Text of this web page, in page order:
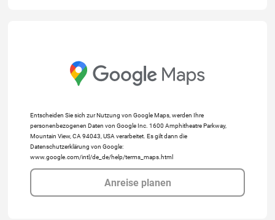
Entscheiden Sie sich zur Nutzung von Google Maps, werden Ihre
personenbezogenen Daten von Google Inc. 1600 Amphitheatre Parkway,
Mountain View, CA 94043, USA verarbeitet. Es gilt dann die
Datenschutzerklärung von Google:
www.google.com/intl/de_de/help/terms_maps.html
Anreise planen